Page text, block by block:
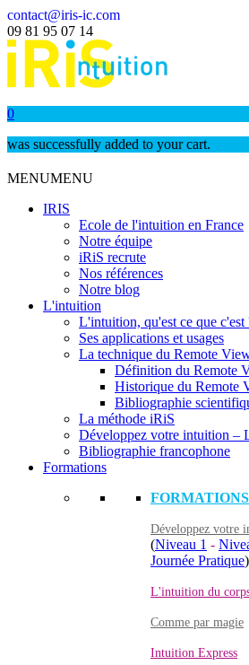
contact@iris-ic.com
09 81 95 07 14
0
was successfully added to your cart.
MENUMENU
IRIS
Ecole de l'intuition en France
Notre équipe
iRiS recrute
Nos références
Notre blog
L'intuition
L'intuition, qu'est ce que c'est
Ses applications et usages
La technique du Remote
Définition du Remote
Historique du Remote
Bibliographie
La méthode iRiS
Développez votre intuition –
Bibliographie francophone
Formations
Développez votre
(Niveau 1 -
Journée Pratique)
L'intuition du
Comme par magie
Intuition Express